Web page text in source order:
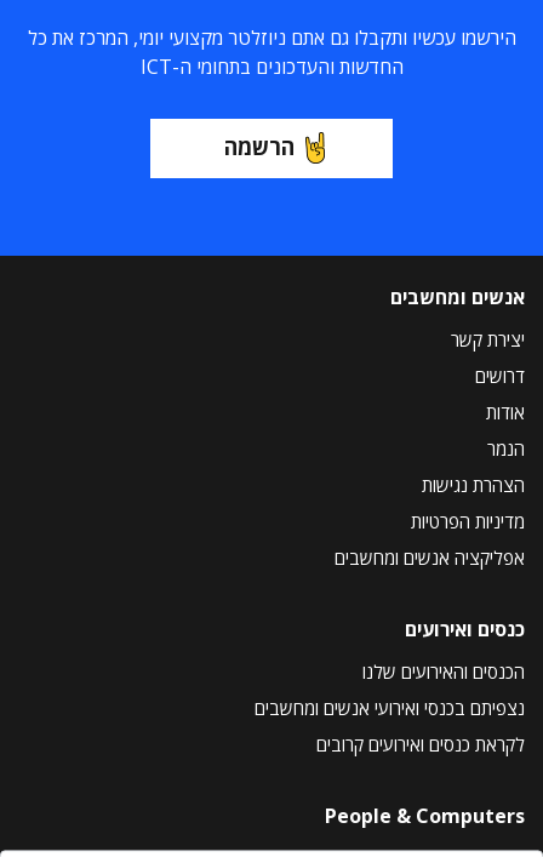
הירשמו עכשיו ותקבלו גם אתם ניוזלטר מקצועי יומי, המרכז את כל
החדשות והעדכונים בתחומי ה-ICT
הרשמה
אנשים ומחשבים
יצירת קשר
דרושים
אודות
הנמר
הצהרת נגישות
מדיניות הפרטיות
אפליקציה אנשים ומחשבים
כנסים ואירועים
הכנסים והאירועים שלנו
נצפיתם בכנסי ואירועי אנשים ומחשבים
לקראת כנסים ואירועים קרובים
People & Computers